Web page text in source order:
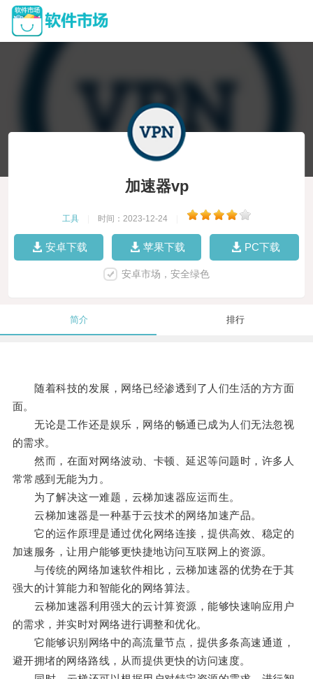
加速器vp
工具 时间：2023-12-24
安卓下载 苹果下载 PC下载
安卓市场，安全绿色
简介 排行
随着科技的发展，网络已经渗透到了人们生活的方方面
面。
无论是工作还是娱乐，网络的畅通已成为人们无法忽视
的需求。
然而，在面对网络波动、卡顿、延迟等问题时，许多人
常常感到无能为力。
为了解决这一难题，云梯加速器应运而生。
云梯加速器是一种基于云技术的网络加速产品。
它的运作原理是通过优化网络连接，提供高效、稳定的
加速服务，让用户能够更快捷地访问互联网上的资源。
与传统的网络加速软件相比，云梯加速器的优势在于其
强大的计算能力和智能化的网络算法。
云梯加速器利用强大的云计算资源，能够快速响应用户
的需求，并实时对网络进行调整和优化。
它能够识别网络中的高流量节点，提供多条高速通道，
避开拥堵的网络路线，从而提供更快的访问速度。